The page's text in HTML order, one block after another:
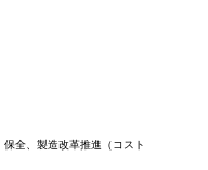
全、製造改革推進（コスト